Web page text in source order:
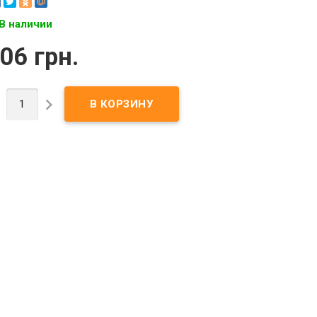
наличии
грн.
